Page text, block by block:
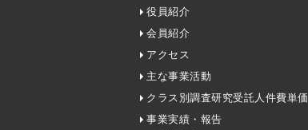
役員紹介
会員紹介
アクセス
主な事業活動
クラス別調査研究受託人件費単価
事業実績・報告